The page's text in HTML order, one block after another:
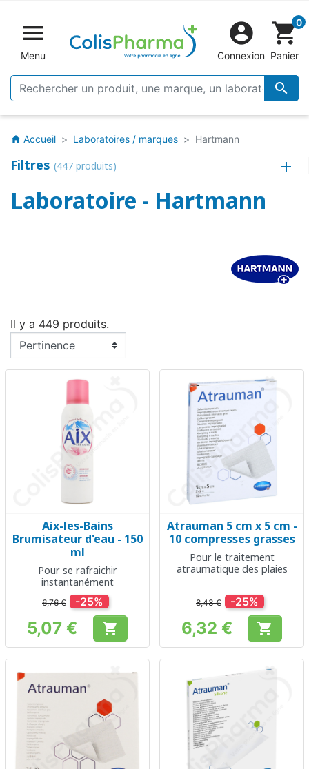

Menu


Connexion
shopping_cart0
Panier
home Accueil Laboratoires / marques Hartmann
Filtres (447 produits)
Laboratoire - Hartmann
Il y a 449 produits.
Aix-les-Bains
Brumisateur d'eau - 150
ml
Pour se rafraichir
instantanément
6,76 € -25%
Prix
5,07 € 
Atrauman 5 cm x 5 cm -
10 compresses grasses
Pour le traitement
atraumatique des plaies
8,43 € -25%
Prix
6,32 € 